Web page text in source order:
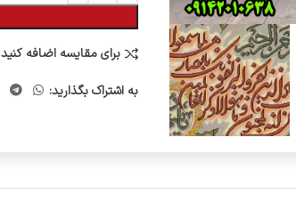
برای مقایسه اضافه کنید
به اشتراک بگذارید: